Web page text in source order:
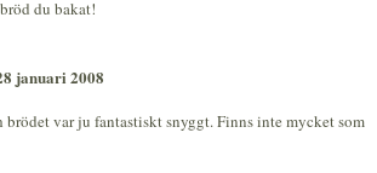
du bakat!
januari 2008
brödet var ju fantastiskt snyggt. Finns inte mycket som